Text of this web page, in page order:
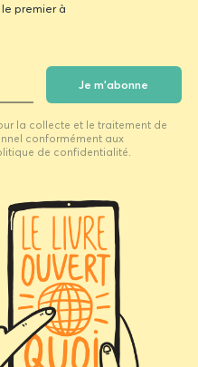
premier à
Je m'abonne
la collecte et le traitement de
conformément aux
de confidentialité.